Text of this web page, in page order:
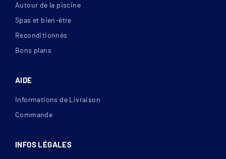
Autour de la piscine
Spas et bien-être
Reconditionnés
Bons plans
AIDE
Informations de Livraison
Commande
INFOS LÉGALES